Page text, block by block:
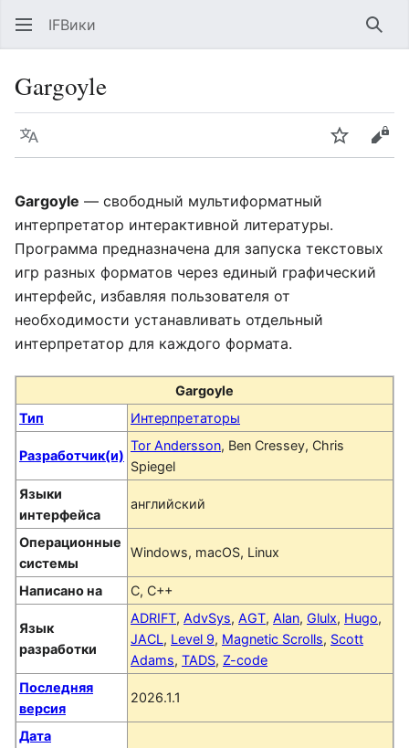
IFВики
Gargoyle
Язык Следить
Gargoyle — свободный мультиформатный
интерпретатор интерактивной литературы.
Программа предназначена для запуска текстовых
игр разных форматов через единый графический
интерфейс, избавляя пользователя от
необходимости устанавливать отдельный
интерпретатор для каждого формата.
Gargoyle
Тип
Интерпретаторы
Разработчик(и)
Tor Andersson, Ben Cressey, Chris
Spiegel
Языки
интерфейса
английский
Операционные
системы
Windows, macOS, Linux
Написано на C, C++
Язык
разработки
ADRIFT, AdvSys, AGT, Alan, Glulx, Hugo,
JACL, Level 9, Magnetic Scrolls, Scott
Adams, TADS, Z-code
Последняя
версия
2026.1.1
Дата